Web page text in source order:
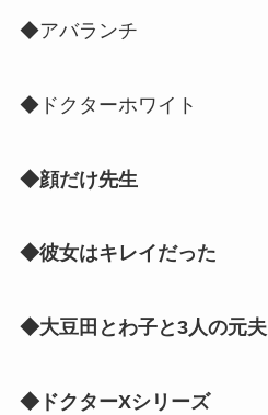
◆アバランチ
◆ドクターホワイト
◆顔だけ先生
◆彼女はキレイだった
◆大豆田とわ子と3人の元夫
◆ドクターXシリーズ